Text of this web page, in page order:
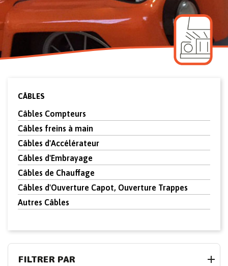
CÂBLES
Câbles Compteurs
Câbles freins à main
Câbles d'Accélérateur
Câbles d'Embrayage
Câbles de Chauffage
Câbles d'Ouverture Capot, Ouverture Trappes
Autres Câbles
FILTRER PAR